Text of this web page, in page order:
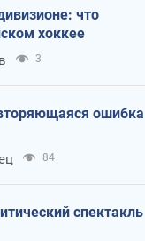
что
хоккее
3
ошибка
84
спектакль